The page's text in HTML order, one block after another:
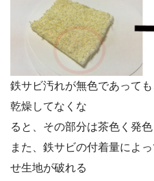
鉄サビ汚れが無色であって
乾燥してなくな
ると、その部分は茶色く発色
また、鉄サビの付着量によ
せ生地が破れる